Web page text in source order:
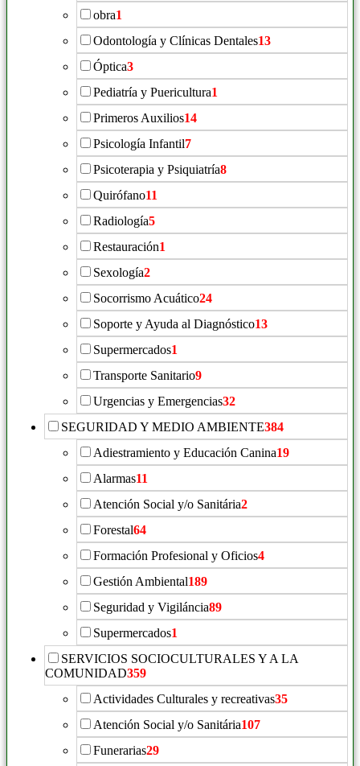
obra1
Odontología y Clínicas Dentales13
Óptica3
Pediatría y Puericultura1
Primeros Auxilios14
Psicología Infantil7
Psicoterapia y Psiquiatría8
Quirófano11
Radiología5
Restauración1
Sexología2
Socorrismo Acuático24
Soporte y Ayuda al Diagnóstico13
Supermercados1
Transporte Sanitario9
Urgencias y Emergencias32
SEGURIDAD Y MEDIO AMBIENTE384
Adiestramiento y Educación Canina19
Alarmas11
Atención Social y/o Sanitária2
Forestal64
Formación Profesional y Oficios4
Gestión Ambiental189
Seguridad y Vigiláncia89
Supermercados1
SERVICIOS SOCIOCULTURALES Y A LA
COMUNIDAD359
Actividades Culturales y recreativas35
Atención Social y/o Sanitária107
Funerarias29